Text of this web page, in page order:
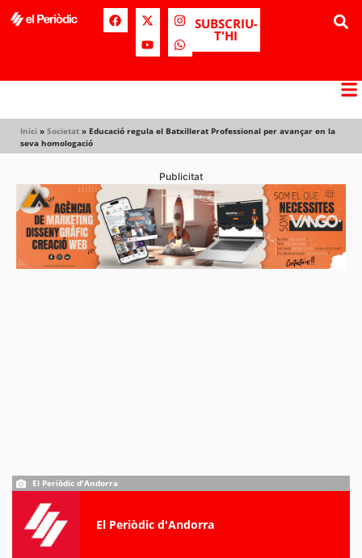
SUBSCRIU-
T'HI
Inici » Societat » Educació regula el Batxillerat Professional per avançar en la
seva homologació
Publicitat
El Periòdic d'Andorra
El Periòdic d'Andorra